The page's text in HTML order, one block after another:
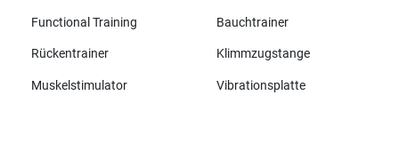
Functional Training Bauchtrainer
Rückentrainer Klimmzugstange
Muskelstimulator Vibrationsplatte